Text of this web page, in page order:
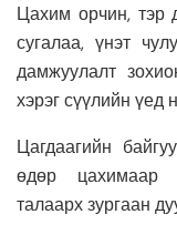
Цахим орчин, тэр
сугалаа, үнэт
дамжуулалт
хэрэг сүүлийн үед
Цагдаагийн
өдөр цахимаар
талаарх зургаан